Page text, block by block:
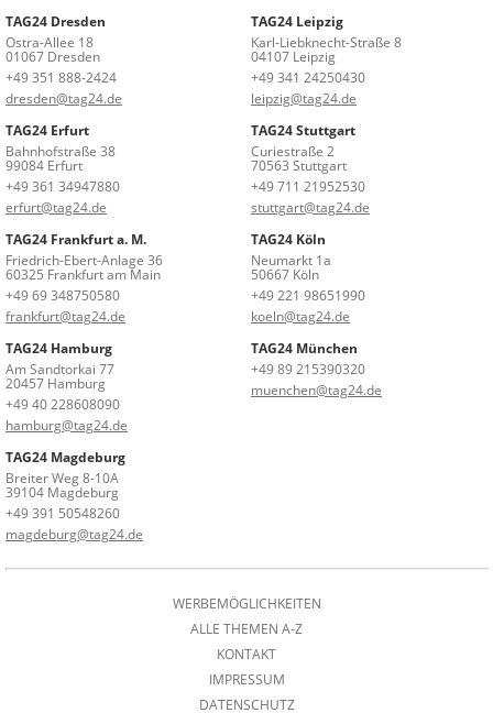
TAG24 Dresden
Ostra-Allee 18
01067 Dresden
+49 351 888-2424
dresden@tag24.de
TAG24 Leipzig
Karl-Liebknecht-Straße 8
04107 Leipzig
+49 341 24250430
leipzig@tag24.de
TAG24 Erfurt
Bahnhofstraße 38
99084 Erfurt
+49 361 34947880
erfurt@tag24.de
TAG24 Stuttgart
Curiestraße 2
70563 Stuttgart
+49 711 21952530
stuttgart@tag24.de
TAG24 Frankfurt a. M.
Friedrich-Ebert-Anlage 36
60325 Frankfurt am Main
+49 69 348750580
frankfurt@tag24.de
TAG24 Köln
Neumarkt 1a
50667 Köln
+49 221 98651990
koeln@tag24.de
TAG24 Hamburg
Am Sandtorkai 77
20457 Hamburg
+49 40 228608090
hamburg@tag24.de
TAG24 München
+49 89 215390320
muenchen@tag24.de
TAG24 Magdeburg
Breiter Weg 8-10A
39104 Magdeburg
+49 391 50548260
magdeburg@tag24.de
WERBEMÖGLICHKEITEN
ALLE THEMEN A-Z
KONTAKT
IMPRESSUM
DATENSCHUTZ